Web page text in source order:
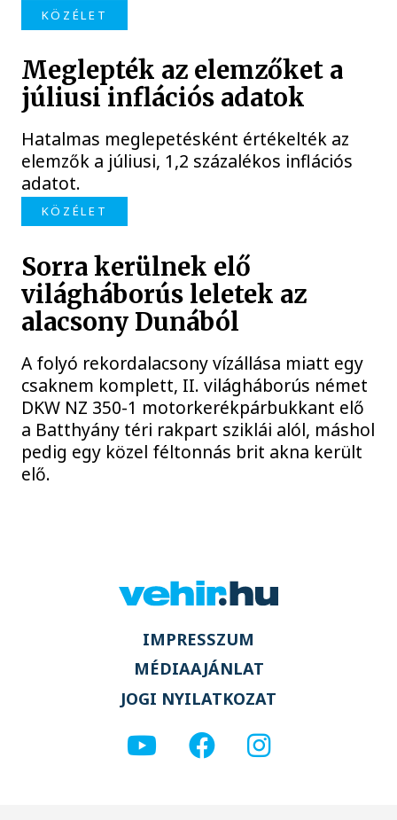
KÖZÉLET
Meglepték az elemzőket a
júliusi inflációs adatok
Hatalmas meglepetésként értékelték az
elemzők a júliusi, 1,2 százalékos inflációs
adatot.
KÖZÉLET
Sorra kerülnek elő
világháborús leletek az
alacsony Dunából
A folyó rekordalacsony vízállása miatt egy
csaknem komplett, II. világháborús német
DKW NZ 350-1 motorkerékpárbukkant elő
a Batthyány téri rakpart sziklái alól, máshol
pedig egy közel féltonnás brit akna került
elő.
IMPRESSZUM
MÉDIAAJÁNLAT
JOGI NYILATKOZAT